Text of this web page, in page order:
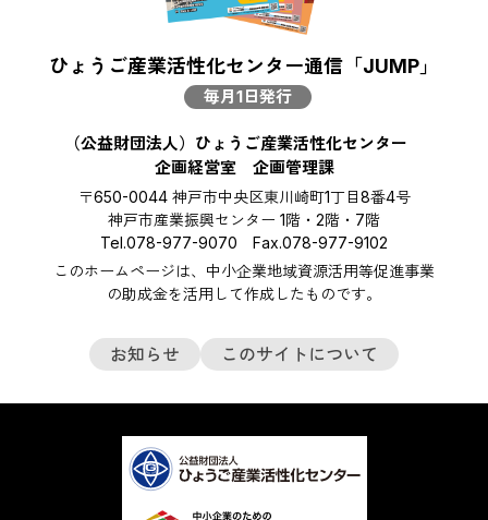
ひょうご産業活性化センター通信「JUMP」
毎月1日発行
（公益財団法人）ひょうご産業活性化センター
企画経営室 企画管理課
〒650-0044 神戸市中央区東川崎町1丁目8番4号
神戸市産業振興センター 1階・2階・7階
Tel.078-977-9070 Fax.078-977-9102
このホームページは、中小企業地域資源活用等促進事業
の助成金を活用して作成したものです。
お知らせ このサイトについて